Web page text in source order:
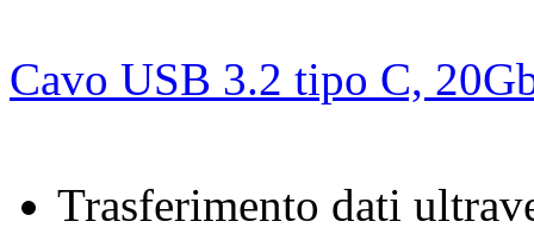
Cavo USB 3.2 tipo C,
Trasferimento dati